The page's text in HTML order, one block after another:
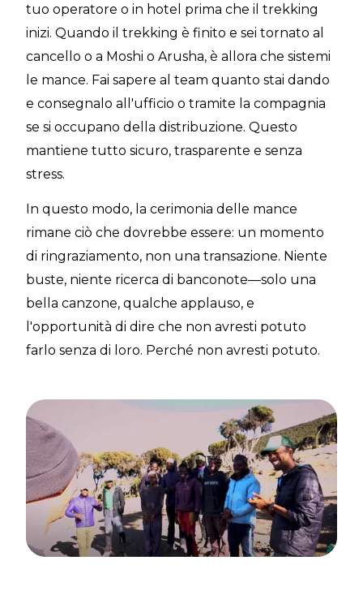
tuo operatore o in hotel prima che il trekking
inizi. Quando il trekking è finito e sei tornato al
cancello o a Moshi o Arusha, è allora che sistemi
le mance. Fai sapere al team quanto stai dando
e consegnalo all'ufficio o tramite la compagnia
se si occupano della distribuzione. Questo
mantiene tutto sicuro, trasparente e senza
stress.
In questo modo, la cerimonia delle mance
rimane ciò che dovrebbe essere: un momento
di ringraziamento, non una transazione. Niente
buste, niente ricerca di banconote—solo una
bella canzone, qualche applauso, e
l'opportunità di dire che non avresti potuto
farlo senza di loro. Perché non avresti potuto.